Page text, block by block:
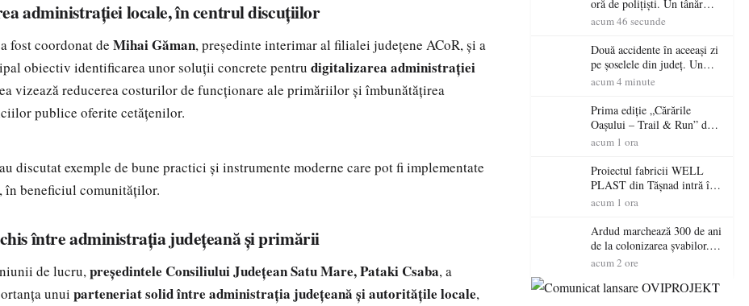
administrației locale, în centrul discuțiilor
fost coordonat de Mihai Găman, președinte interimar al filialei județene ACoR, și a
obiectiv identificarea unor soluții concrete pentru digitalizarea administrației
vizează reducerea costurilor de funcționare ale primăriilor și îmbunătățirea
publice oferite cetățenilor.
discutat exemple de bune practici și instrumente moderne care pot fi implementate
în beneficiul comunităților.
între administrația județeană și primării
de lucru,președintele Consiliului Județean Satu Mare, Pataki Csaba, a
unui parteneriat solid între administrația județeană și autoritățile locale,
oră de polițiști. Un tânăr
conducea băut, iar un
cu permisul suspendat
acum 46 secunde
Două accidente în aceeași zi
pe șoselele din județ. Un
șofer rănit la Ciuperceni, iar
și fără permis, s-a răsturnat
la Bixad
acum 4 minute
Prima ediție „Cărările
Oașului – Trail & Run” dă
startul înscrierilor. Două zile
comunității în Țara Oașului
acum 1 ora
Proiectul fabricii WELL
PLAST din Tășnad intră în
etapa de încadrare pentru
acum 1 ora
Ardud marchează 300 de ani
de la colonizarea șvabilor.
Jubileul va fi sărbătorit pe 8
acum 2 ore